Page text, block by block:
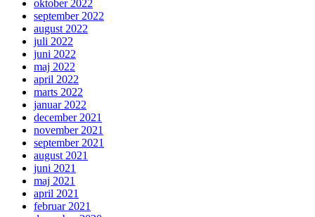
oktober 2022
september 2022
august 2022
juli 2022
juni 2022
maj 2022
april 2022
marts 2022
januar 2022
december 2021
november 2021
september 2021
august 2021
juni 2021
maj 2021
april 2021
februar 2021